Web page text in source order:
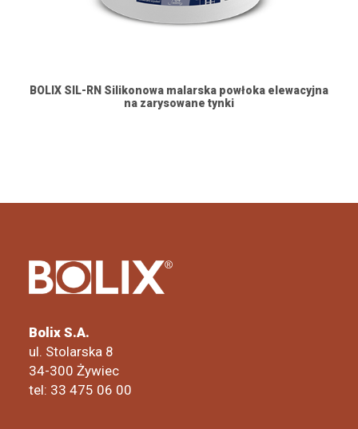
BOLIX SIL-RN Silikonowa malarska powłoka elewacyjna
na zarysowane tynki
Bolix S.A.
ul. Stolarska 8
34-300 Żywiec
tel: 33 475 06 00